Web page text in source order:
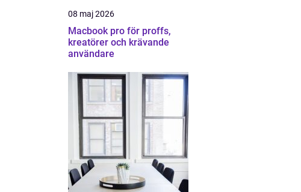
08 maj 2026
Macbook pro för proffs,
kreatörer och krävande
användare